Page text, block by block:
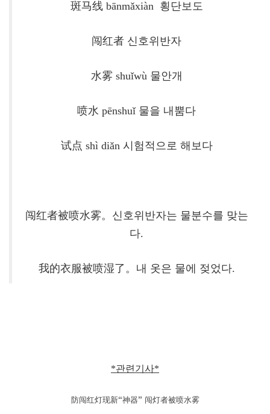
斑马线 bānmǎxiàn 횡단보도
闯红者 신호위반자
水雾 shuǐwù 물안개
喷水 pēnshuǐ 물을 내뿜다
试点 shì diǎn 시험적으로 해보다
闯红者被喷水雾。신호위반자는 물분수를 맞는
다.
我的衣服被喷湿了。내 옷은 물에 젖었다.
*관련기사*
防闯红灯现新“神器” 闯灯者被喷水雾